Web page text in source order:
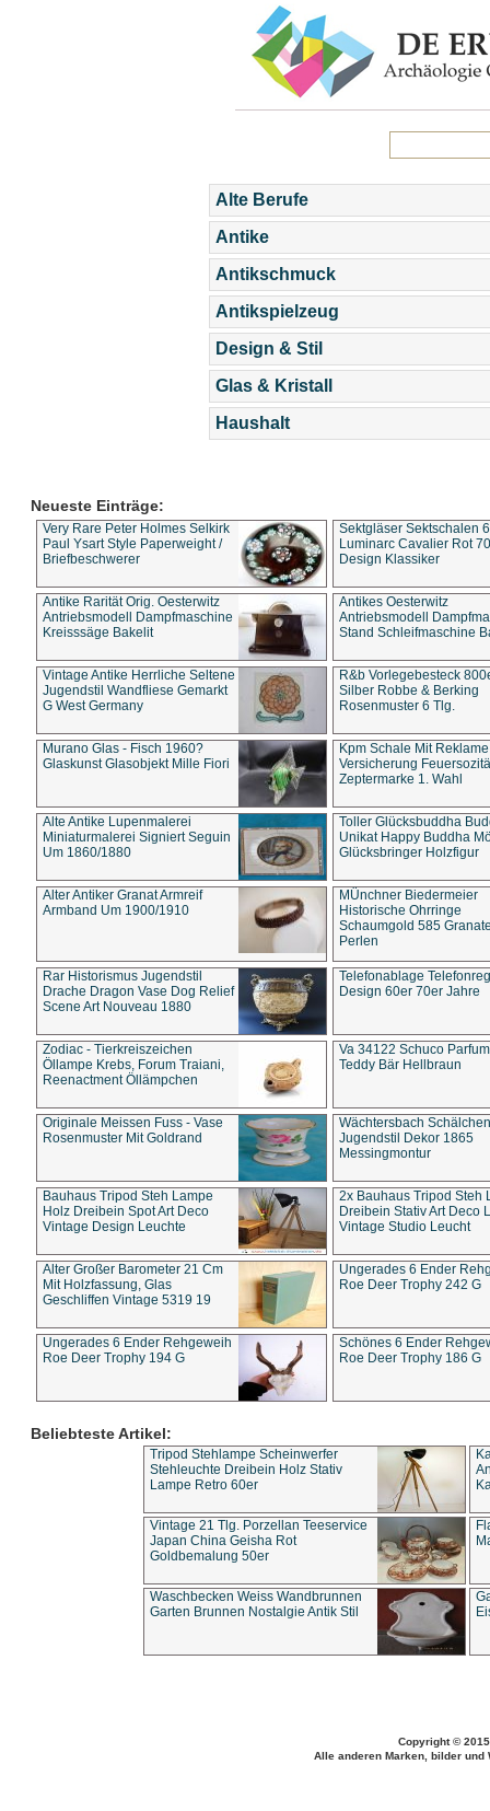
Alte Berufe
Antike
Antikschmuck
Antikspielzeug
Design & Stil
Glas & Kristall
Haushalt
Neueste Einträge:
Very Rare Peter Holmes Selkirk
Paul Ysart Style Paperweight /
Briefbeschwerer
Sektgläser Sektschalen
Luminarc Cavalier Rot
Design Klassiker
Antike Rarität Orig. Oesterwitz
Antriebsmodell Dampfmaschine
Kreisssäge Bakelit
Antikes Oesterwitz
Antriebsmodell
Stand Schleifmaschine
Vintage Antike Herrliche Seltene
Jugendstil Wandfliese Gemarkt
G West Germany
R&b Vorlegebesteck
Silber Robbe & Berking
Rosenmuster 6 Tlg.
Murano Glas - Fisch 1960?
Glaskunst Glasobjekt Mille Fiori
Kpm Schale Mit Reklame
Versicherung
Zeptermarke 1. Wahl
Alte Antike Lupenmalerei
Miniaturmalerei Signiert Seguin
Um 1860/1880
Toller Glücksbuddha
Unikat Happy Buddha
Glücksbringer Holzfigur
Alter Antiker Granat Armreif
Armband Um 1900/1910
MÜnchner Biedermeier
Historische Ohrringe
Schaumgold 585
Perlen
Rar Historismus Jugendstil
Drache Dragon Vase Dog Relief
Scene Art Nouveau 1880
Telefonablage
Design 60er 70er Jahre
Zodiac - Tierkreiszeichen
Öllampe Krebs, Forum Traiani,
Reenactment Öllämpchen
Va 34122 Schuco
Teddy Bär Hellbraun
Originale Meissen Fuss - Vase
Rosenmuster Mit Goldrand
Wächtersbach Schälchen
Jugendstil Dekor 1865
Messingmontur
Bauhaus Tripod Steh Lampe
Holz Dreibein Spot Art Deco
Vintage Design Leuchte
2x Bauhaus Tripod Steh
Dreibein Stativ Art Deco
Vintage Studio Leucht
Alter Großer Barometer 21 Cm
Mit Holzfassung, Glas
Geschliffen Vintage 5319 19
Ungerades 6 Ender
Roe Deer Trophy 242 G
Ungerades 6 Ender Rehgeweih
Roe Deer Trophy 194 G
Schönes 6 Ender
Roe Deer Trophy 186 G
Beliebteste Artikel:
Tripod Stehlampe Scheinwerfer
Stehleuchte Dreibein Holz Stativ
Lampe Retro 60er
Vintage 21 Tlg. Porzellan Teeservice
Japan China Geisha Rot
Goldbemalung 50er
Waschbecken Weiss Wandbrunnen
Garten Brunnen Nostalgie Antik Stil
Copyright ©
Alle anderen Marken, bilder und